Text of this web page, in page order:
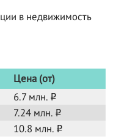
в недвижимость
Цена (от)
6.7 млн. o
7.24 млн. o
10.8 млн. o